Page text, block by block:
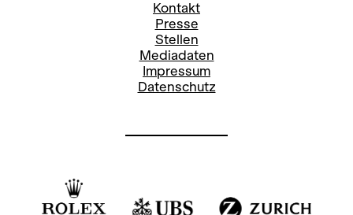
Kontakt
Presse
Stellen
Mediadaten
Impressum
Datenschutz